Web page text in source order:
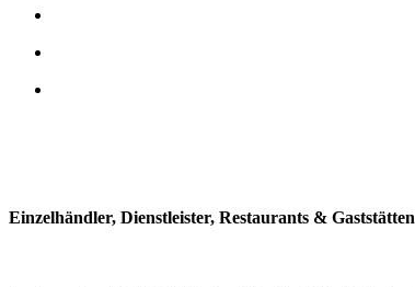
Einzelhändler, Dienstleister, Restaurants & Gaststätten